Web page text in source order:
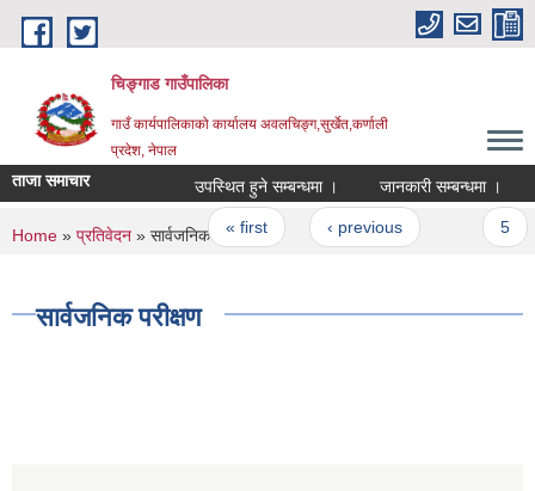
Skip to main content
चिङ्गाड गाउँपालिका
गाउँ कार्यपालिकाको कार्यालय अवलचिङ्ग,सुर्खेत,कर्णाली
प्रदेश, नेपाल
ताजा समाचार उपस्थित हुने सम्बन्धमा । जानकारी सम्बन्धमा ।
Pages
« first ‹ previous
You are here
Home » प्रतिवेदन » सार्वजनिक परीक्षण
सार्वजनिक परीक्षण